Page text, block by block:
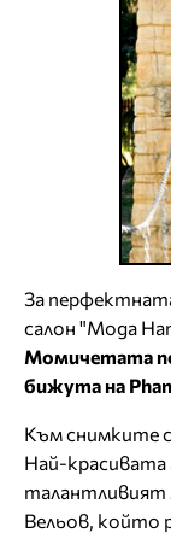
За
салон "Мода
Момичетата
бижута на
Към снимките
Най-красивата
талантливият
Вельов, който